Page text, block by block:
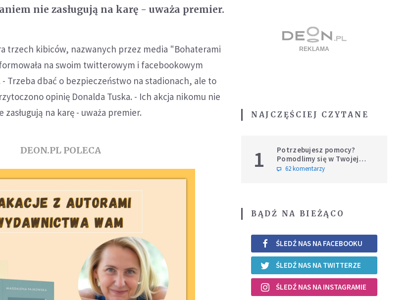
nie zasługują na karę - uważa premier.
trzech kibiców, nazwanych przez media "Bohaterami
na swoim twitterowym i facebookowym
Trzeba dbać o bezpieczeństwo na stadionach, ale to
opinię Donalda Tuska. - Ich akcja nikomu nie
zasługują na karę - uważa premier.
DEON.PL POLECA
NAJCZĘŚCIEJ CZYTANE
1
Potrzebujesz pomocy?
Pomodlimy się w Twojej
intencji
62 komentarzy
BĄDŹ NA BIEŻĄCO
ŚLEDŹ NAS NA FACEBOOKU
ŚLEDŹ NAS NA TWITTERZE
ŚLEDŹ NAS NA INSTAGRAMIE